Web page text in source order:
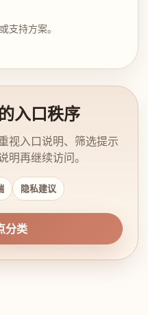
支持方案。
入口秩序
视入口说明、筛选提示
明再继续访问。
隐私建议
分类